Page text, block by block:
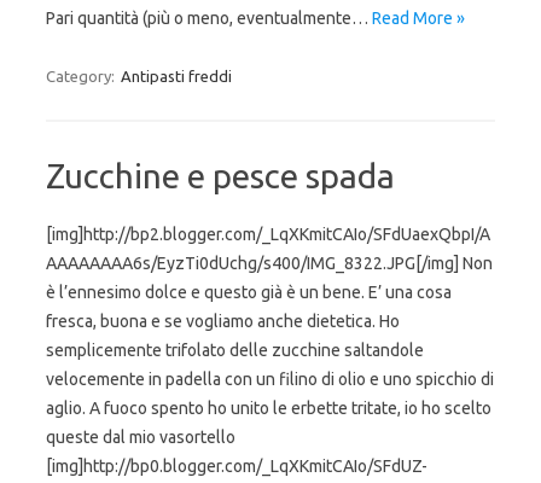
Pari quantità (più o meno, eventualmente… Read More »
Category: Antipasti freddi
Zucchine e pesce spada
[img]http://bp2.blogger.com/_LqXKmitCAIo/SFdUaexQbpI/A
AAAAAAAA6s/EyzTi0dUchg/s400/IMG_8322.JPG[/img] Non
è l’ennesimo dolce e questo già è un bene. E’ una cosa
fresca, buona e se vogliamo anche dietetica. Ho
semplicemente trifolato delle zucchine saltandole
velocemente in padella con un filino di olio e uno spicchio di
aglio. A fuoco spento ho unito le erbette tritate, io ho scelto
queste dal mio vasortello
[img]http://bp0.blogger.com/_LqXKmitCAIo/SFdUZ-